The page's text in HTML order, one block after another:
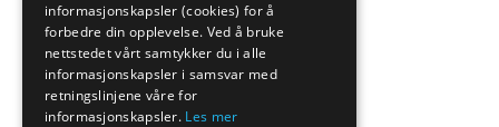
EGENSKAPER
informasjonskapsler (cookies) for å
forbedre din opplevelse. Ved å bruke
nettstedet vårt samtykker du i alle
informasjonskapsler i samsvar med
retningslinjene våre for
informasjonskapsler. Les mer